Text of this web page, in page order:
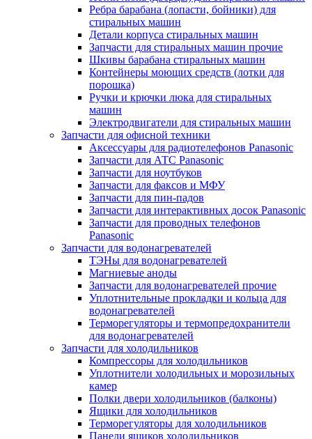
Ребра барабана (лопасти, бойники) для
стиральных машин
Детали корпуса стиральных машин
Запчасти для стиральных машин прочие
Шкивы барабана стиральных машин
Контейнеры моющих средств (лотки для
порошка)
Ручки и крючки люка для стиральных
машин
Электродвигатели для стиральных машин
Запчасти для офисной техники
Аксессуары для радиотелефонов Panasonic
Запчасти для АТС Panasonic
Запчасти для ноутбуков
Запчасти для факсов и МФУ
Запчасти для пин-падов
Запчасти для интерактивных досок Panasonic
Запчасти для проводных телефонов
Panasonic
Запчасти для водонагревателей
ТЭНы для водонагревателей
Магниевые аноды
Запчасти для водонагревателей прочие
Уплотнительные прокладки и кольца для
водонагревателей
Терморегуляторы и термопредохранители
для водонагревателей
Запчасти для холодильников
Компрессоры для холодильников
Уплотнители холодильных и морозильных
камер
Полки двери холодильников (балконы)
Ящики для холодильников
Терморегуляторы для холодильников
Панели ящиков холодильников